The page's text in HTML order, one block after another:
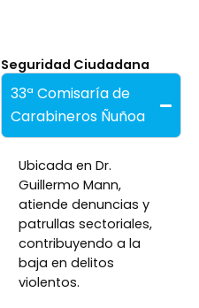
Seguridad Ciudadana
33ª Comisaría de
Carabineros Ñuñoa
Ubicada en Dr.
Guillermo Mann,
atiende denuncias y
patrullas sectoriales,
contribuyendo a la
baja en delitos
violentos.